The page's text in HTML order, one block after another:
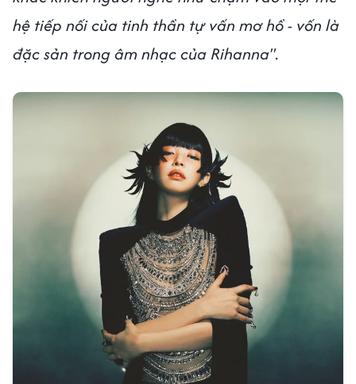
hệ tiếp nối của tinh thần tự vấn mơ hồ - vốn là
đặc sản trong âm nhạc của Rihanna".